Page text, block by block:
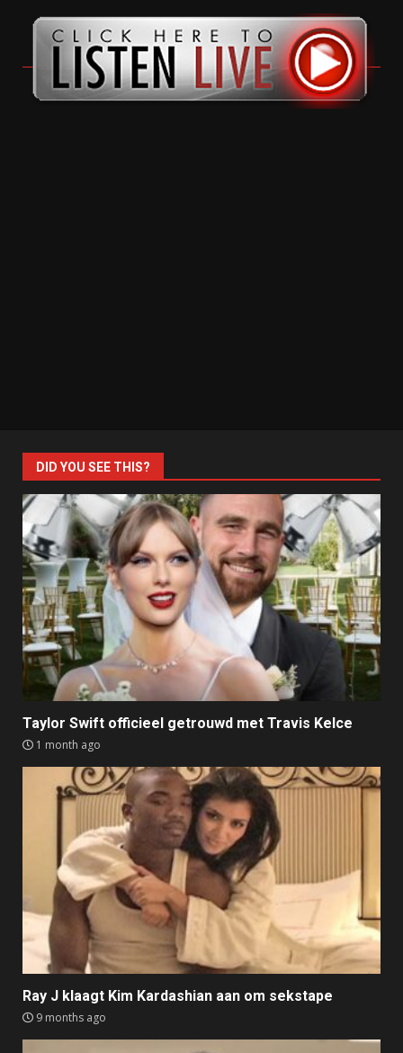
DID YOU SEE THIS?
Taylor Swift officieel getrouwd met Travis Kelce
1 month ago
Ray J klaagt Kim Kardashian aan om sekstape
9 months ago